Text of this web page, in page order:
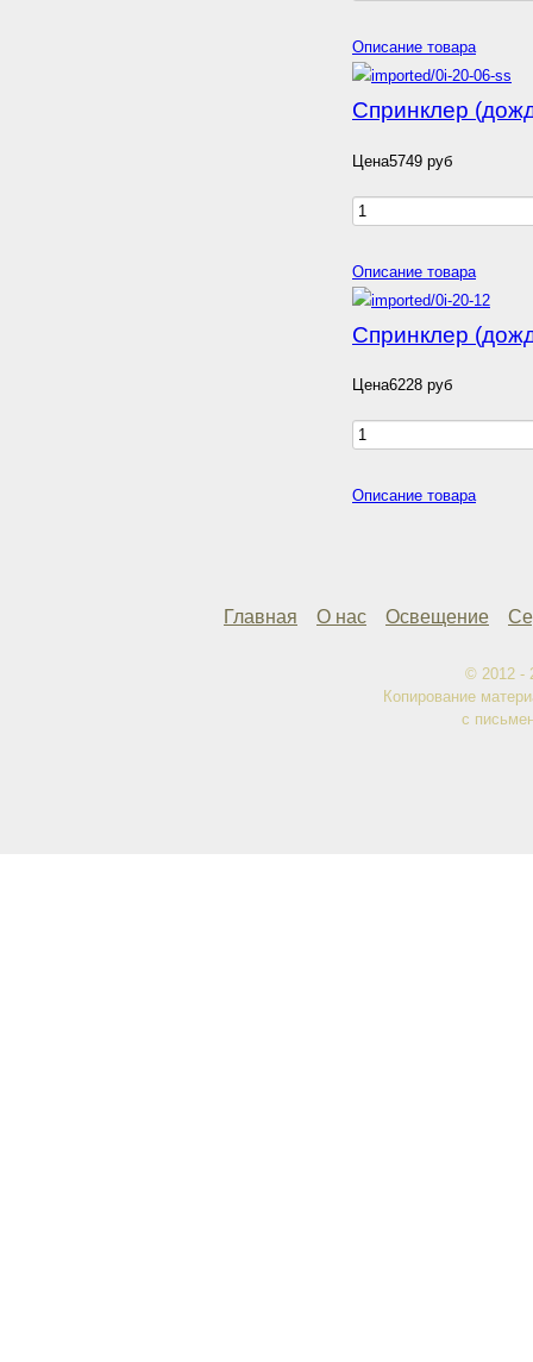
Описание товара
Спринклер
Цена5749 руб
Описание товара
Спринклер
Цена6228 руб
Описание товара
Главная О нас Освещение
© 2012 -
Копирование
с